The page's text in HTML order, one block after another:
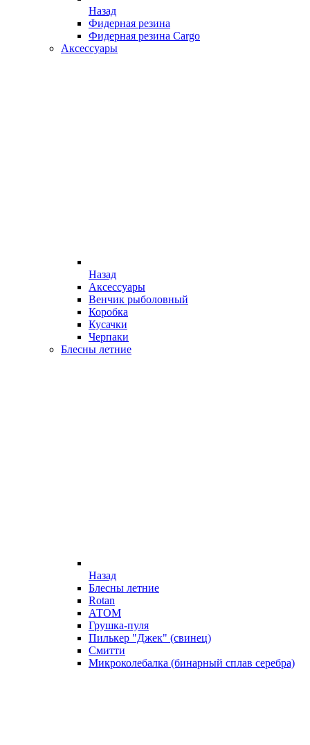
Назад
Фидерная резина
Фидерная резина Cargo
Аксессуары
Назад
Аксессуары
Венчик рыболовный
Коробка
Кусачки
Черпаки
Блесны летние
Назад
Блесны летние
Rotan
АТОМ
Грушка-пуля
Пилькер "Джек" (свинец)
Смитти
Микроколебалка (бинарный сплав серебра)